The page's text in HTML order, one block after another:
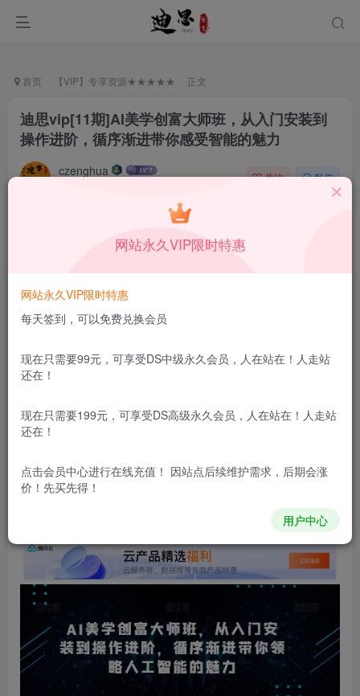
首页 【VIP】专享资源★★★★★ 正文
迪思vip[11期]AI美学创富大师班，从入门安装到
操作进阶，循序渐进带你感受智能的魅力
czenghua 关注 私信
此内容为付费资源，请付费后查看
￥ 3.25
立即购买
更新及时
极速下载 安全绿色 网盘下载
本站所有内容来自互联网收集，仅供学习和交流，请勿用于商业
用途。如有侵权、不妥之处，请第一时间联系我们删除！Q群：
网站永久VIP限时特惠
网站永久VIP限时特惠
每天签到，可以免费兑换会员
现在只需要99元，可享受DS中级永久会员，人在站在！人走站
还在！
现在只需要199元，可享受DS高级永久会员，人在站在！人走站
还在！
点击会员中心进行在线充值！ 因站点后续维护需求，后期会涨
价！先买先得！
用户中心